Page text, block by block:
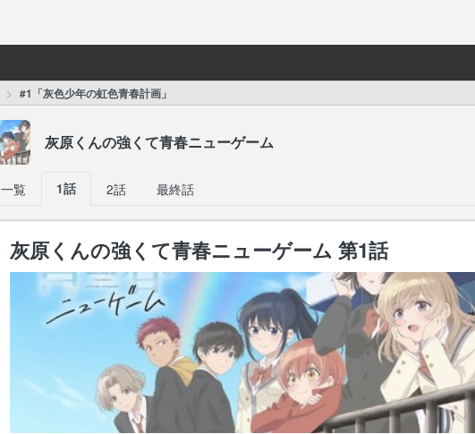
#1「灰色少年の虹色青春計画」
灰原くんの強くて青春ニューゲーム
一覧 1話 2話 最終話
灰原くんの強くて青春ニューゲーム 第1話